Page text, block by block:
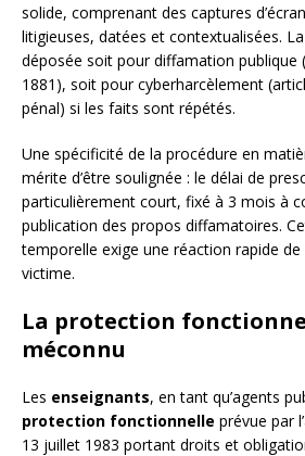
solide, comprenant des captures
litigieuses, datées et contextualisées.
déposée soit pour diffamation publique
1881), soit pour cyberharcèlement
pénal) si les faits sont répétés.
Une spécificité de la procédure en
mérite d’être soulignée : le délai de
particulièrement court, fixé à 3 mois à
publication des propos diffamatoires.
temporelle exige une réaction rapide de
victime.
La protection
méconnu
Les enseignants, en tant qu’agents
protection fonctionnelle prévue par
13 juillet 1983 portant droits et